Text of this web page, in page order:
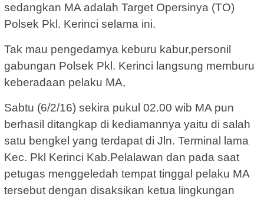
sedangkan MA adalah Target Opersinya (TO)
Polsek Pkl. Kerinci selama ini.
Tak mau pengedarnya keburu kabur,personil
gabungan Polsek Pkl. Kerinci langsung memburu
keberadaan pelaku MA,
Sabtu (6/2/16) sekira pukul 02.00 wib MA pun
berhasil ditangkap di kediamannya yaitu di salah
satu bengkel yang terdapat di Jln. Terminal lama
Kec. Pkl Kerinci Kab.Pelalawan dan pada saat
petugas menggeledah tempat tinggal pelaku MA
tersebut dengan disaksikan ketua lingkungan